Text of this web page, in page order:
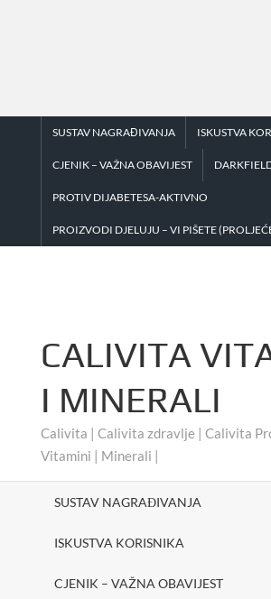
SUSTAV NAGRAĐIVANJA ISKUSTVA
CJENIK – VAŽNA OBAVIJEST
PROTIV DIJABETESA-AKTIVNO
PROIZVODI DJELUJU – VI PIŠETE
CALIVITA
I MINERALI
Calivita | Calivita zdravlje | Calivita
Vitamini | Minerali |
SUSTAV NAGRAĐIVANJA
ISKUSTVA KORISNIKA
CJENIK – VAŽNA OBAVIJEST